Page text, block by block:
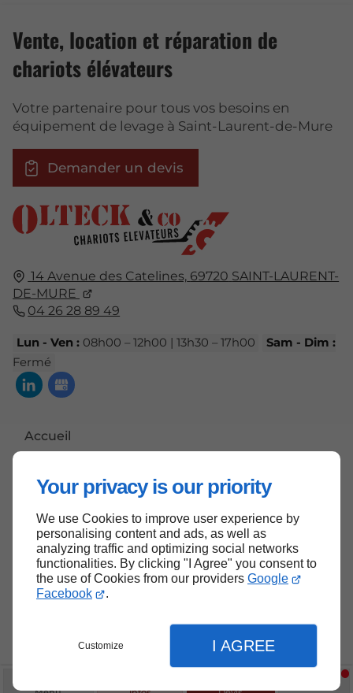
Your privacy is our priority
We use Cookies to improve user experience by
personalising content and ads, as well as
analyzing traffic and optimizing social networks
functionalities. By clicking "I Agree" you consent to
the use of Cookies from our providers Google
Facebook
.
Customize I AGREE
14 Avenue des Catelines, 69720 SAINT-LAURENT-
DE-MURE
04 26 28 89 49
Lun - Ven :08h00 – 12h00 | 13h30 – 17h00
Sam - Dim :
Fermé
Accueil
Mentions légales
Plan du site
Vente, location et réparation de
chariots élévateurs
Votre partenaire pour tous vos besoins en
équipement de levage à Saint-Laurent-de-Mure
Demander un devis
Haut de page